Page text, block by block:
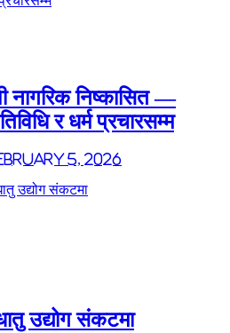
नागरिक निष्कासित —
र धर्म प्रचारसम्म
5, 2026
उद्योग संकटमा